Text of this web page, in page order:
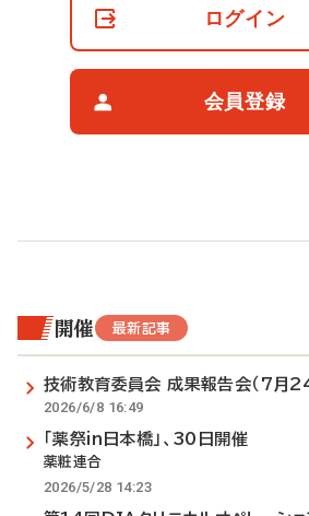
ログイン
会員登録
開催 最新記事
技術教育委員会 成果報告会（7月
2026/6/8 16:49
「薬祭in日本橋」、30日開催
薬粧連合
2026/5/28 14:23